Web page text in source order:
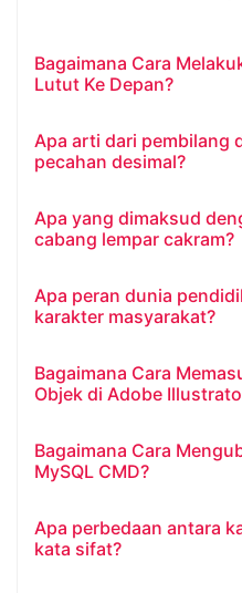
Bagaimana Cara
Lutut Ke Depan?
Apa arti dari pembilang
pecahan desimal?
Apa yang dimaksud
cabang lempar cakram?
Apa peran dunia
karakter masyarakat?
Bagaimana Cara
Objek di Adobe
Bagaimana Cara
MySQL CMD?
Apa perbedaan antara
kata sifat?